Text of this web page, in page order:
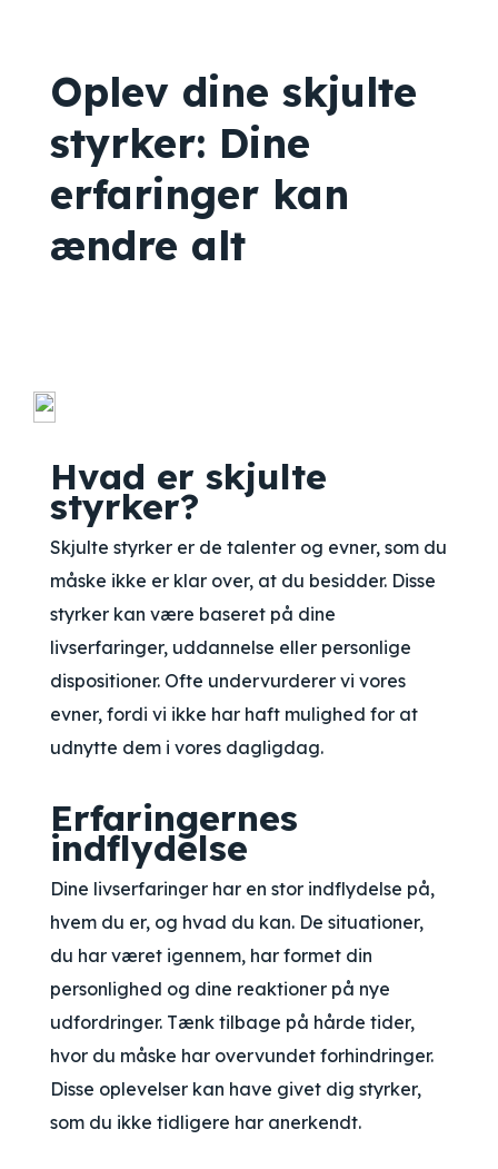
Oplev dine skjulte
styrker: Dine
erfaringer kan
ændre alt
Hvad er skjulte
styrker?
Skjulte styrker er de talenter og evner, som du
måske ikke er klar over, at du besidder. Disse
styrker kan være baseret på dine
livserfaringer, uddannelse eller personlige
dispositioner. Ofte undervurderer vi vores
evner, fordi vi ikke har haft mulighed for at
udnytte dem i vores dagligdag.
Erfaringernes
indflydelse
Dine livserfaringer har en stor indflydelse på,
hvem du er, og hvad du kan. De situationer,
du har været igennem, har formet din
personlighed og dine reaktioner på nye
udfordringer. Tænk tilbage på hårde tider,
hvor du måske har overvundet forhindringer.
Disse oplevelser kan have givet dig styrker,
som du ikke tidligere har anerkendt.